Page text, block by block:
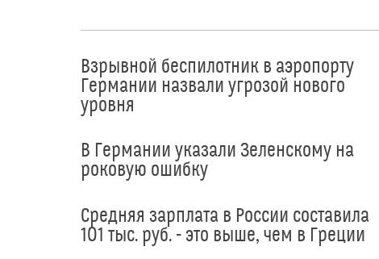
Взрывной беспилотник в аэропорту
Германии назвали угрозой нового
уровня
В Германии указали Зеленскому на
роковую ошибку
Средняя зарплата в России составила
101 тыс. руб. - это выше, чем в Греции